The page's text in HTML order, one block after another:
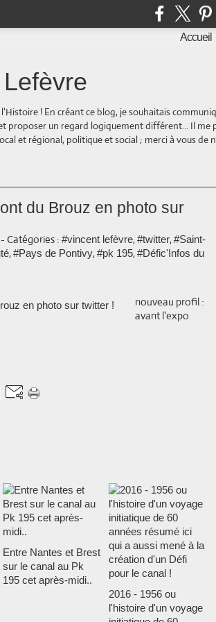
Accueil
! En créant ce blog, je souhaitais
proposer un regard logiquement différent... Il me
et régional, politique et social ; merci à vous de
du Brouz en photo sur
- Catégories : #vincent lefèvre,#twitter,#Saint-
,#Pays de Pontivy,#pk 195,#Défic'Infos du
nouveau profil :
avant l'expo
Entre Nantes et Brest
sur le canal au Pk
195 cet après-midi..
2016 - 1956 ou
l'histoire d'un voyage